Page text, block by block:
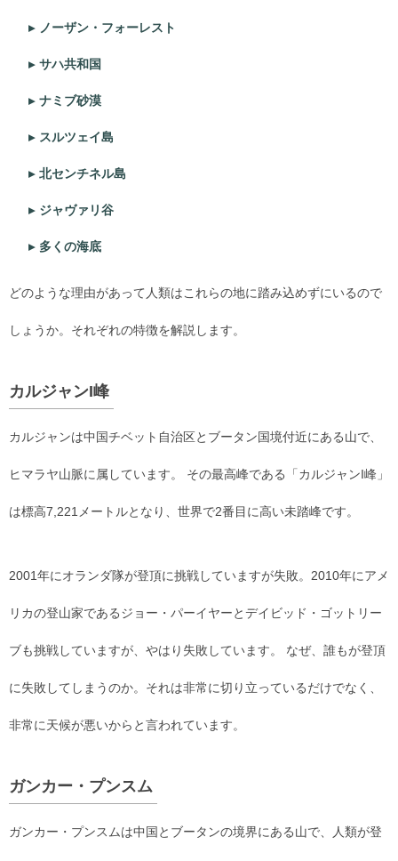
ノーザン・フォーレスト
サハ共和国
ナミブ砂漠
スルツェイ島
北センチネル島
ジャヴァリ谷
多くの海底
どのような理由があって人類はこれらの地に踏み込めずにいるので
しょうか。それぞれの特徴を解説します。
カルジャンI峰
カルジャンは中国チベット自治区とブータン国境付近にある山で、
ヒマラヤ山脈に属しています。 その最高峰である「カルジャンI峰」
は標高7,221メートルとなり、世界で2番目に高い未踏峰です。
2001年にオランダ隊が登頂に挑戦していますが失敗。2010年にアメ
リカの登山家であるジョー・パーイヤーとデイビッド・ゴットリー
ブも挑戦していますが、やはり失敗しています。 なぜ、誰もが登頂
に失敗してしまうのか。それは非常に切り立っているだけでなく、
非常に天候が悪いからと言われています。
ガンカー・プンスム
ガンカー・プンスムは中国とブータンの境界にある山で、人類が登